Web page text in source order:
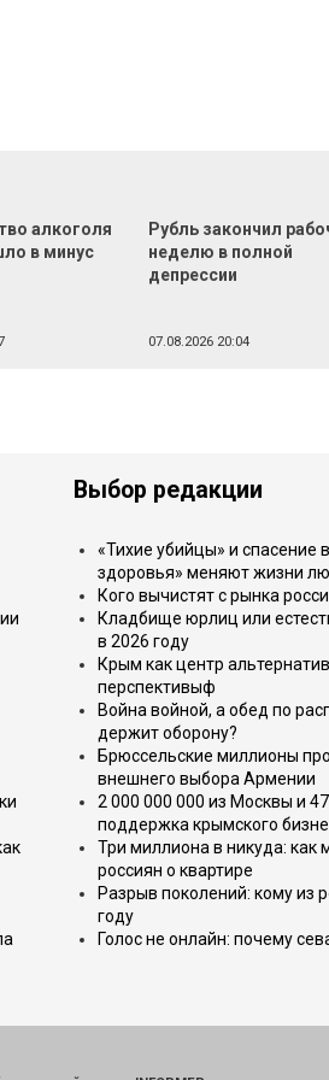
алкоголя
в минус
Рубль закончил
неделю в полной
депрессии
07.08.2026 20:04
Выбор редакции
«Тихие убийцы» и спасение
здоровья» меняют жизни
Кого вычистят с рынка
Кладбище юрлиц или
в 2026 году
Крым как центр
перспективыф
Война войной, а обед по
держит оборону?
Брюссельские миллионы
внешнего выбора Армении
2 000 000 000 из Москвы и
поддержка крымского
Три миллиона в никуда:
россиян о квартире
Разрыв поколений: кому из
году
Голос не онлайн: почему